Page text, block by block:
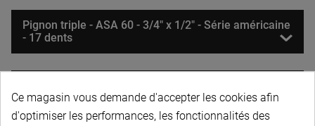
Pignon triple - ASA 60 - 3/4" x 1/2" - Série américaine
- 17 dents
- 18 dents
Ce magasin vous demande d'accepter les cookies afin
d'optimiser les performances, les fonctionnalités des